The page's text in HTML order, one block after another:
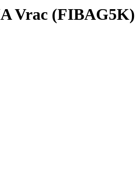
Vrac (FIBAG5K)